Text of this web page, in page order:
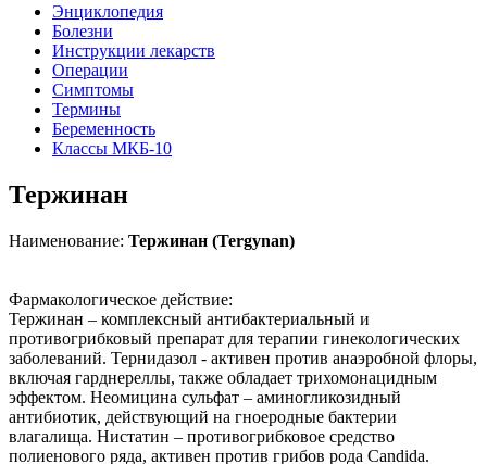
Энциклопедия
Болезни
Инструкции лекарств
Операции
Симптомы
Термины
Беременность
Классы МКБ-10
Тержинан
Наименование: Тержинан (Tergynan)
Фармакологическое действие:
Тержинан – комплексный антибактериальный и
противогрибковый препарат для терапии гинекологических
заболеваний. Тернидазол - активен против анаэробной флоры,
включая гарднереллы, также обладает трихомонацидным
эффектом. Неомицина сульфат – аминогликозидный
антибиотик, действующий на гноеродные бактерии
влагалища. Нистатин – противогрибковое средство
полиенового ряда, активен против грибов рода Candida.